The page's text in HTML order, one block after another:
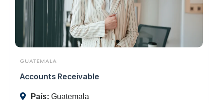
GUATEMALA
Accounts Receivable
País: Guatemala